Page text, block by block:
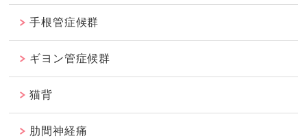
手根管症候群
ギヨン管症候群
猫背
肋間神経痛